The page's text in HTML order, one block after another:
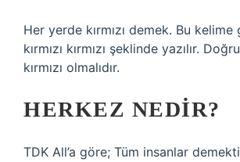
Her yerde kırmızı demek. Bu kelime
kırmızı kırmızı şeklinde yazılır.
kırmızı olmalıdır.
HERKEZ NEDIR?
TDK All’a göre; Tüm insanlar